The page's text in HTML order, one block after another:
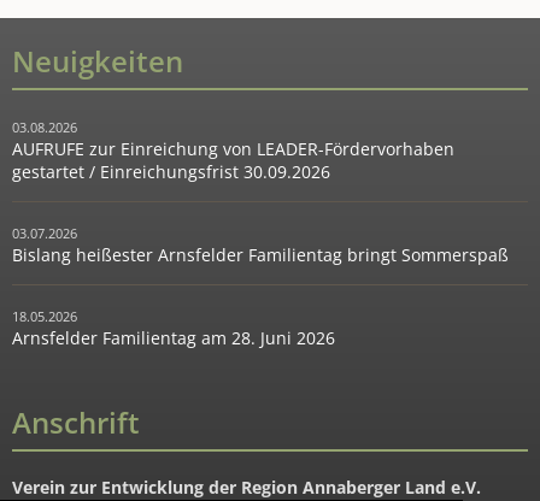
Neuigkeiten
03.08.2026
AUFRUFE zur Einreichung von LEADER-Fördervorhaben
gestartet / Einreichungsfrist 30.09.2026
03.07.2026
Bislang heißester Arnsfelder Familientag bringt Sommerspaß
18.05.2026
Arnsfelder Familientag am 28. Juni 2026
Anschrift
Verein zur Entwicklung der Region Annaberger Land e.V.